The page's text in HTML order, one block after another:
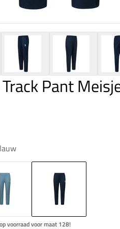
Pant
voorraad voor maat 128!